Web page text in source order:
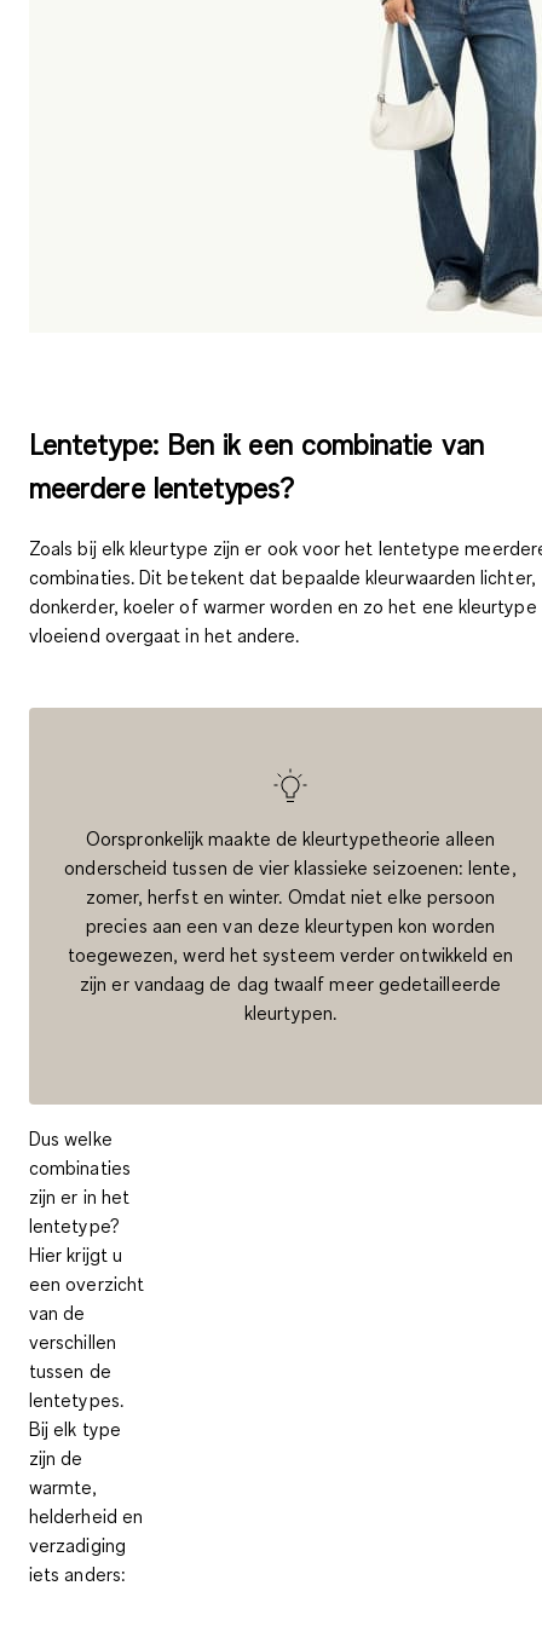
Lentetype: Ben ik een combinatie van
meerdere lentetypes?
Zoals bij elk kleurtype zijn er ook voor het lentetype
combinaties. Dit betekent datbepaalde kleurwaarden lichter,
donkerder, koeler of warmer worden en zo het ene kleurtype
vloeiend overgaat in het andere.
Oorspronkelijk maakte de kleurtypetheorie alleen
onderscheid tussen de vier klassieke seizoenen: lente,
zomer, herfst en winter. Omdat niet elke persoon
precies aan een van deze kleurtypen kon worden
toegewezen, werd het systeem verder ontwikkeld en
zijn er vandaag de dag twaalf meer gedetailleerde
kleurtypen.
Dus welke
combinaties
zijn er in het
lentetype?
Hier krijgt u
een overzicht
van de
verschillen
tussen de
lentetypes.
Bij elk type
zijn de
warmte,
helderheid en
verzadiging
iets anders: